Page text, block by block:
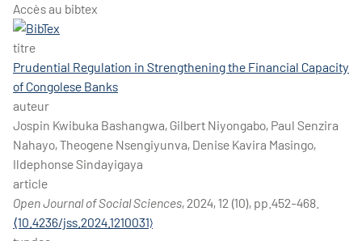
Accès au bibtex
titre
Prudential Regulation in Strengthening the Financial Capacity
of Congolese Banks
auteur
Jospin Kwibuka Bashangwa, Gilbert Niyongabo, Paul Senzira
Nahayo, Theogene Nsengiyunva, Denise Kavira Masingo,
Ildephonse Sindayigaya
article
Open Journal of Social Sciences, 2024, 12 (10), pp.452-468.
⟨10.4236/jss.2024.1210031⟩